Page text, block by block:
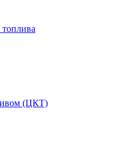
(ЦКТ)